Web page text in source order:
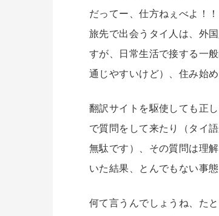
だってー、仕方ねぇべよ！
旅先で出会うタイ人は、外
すが、日常生活で接する一
通じやすいけど）、住み始
翻訳サイトを駆使しても正
で質問をして来たり（タイ
無駄です）、その質問は理
いた結果、とんでもない事態
何て言うんでしょうね、た